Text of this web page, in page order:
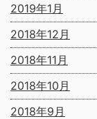
2019年1月
2018年12月
2018年11月
2018年10月
2018年9月